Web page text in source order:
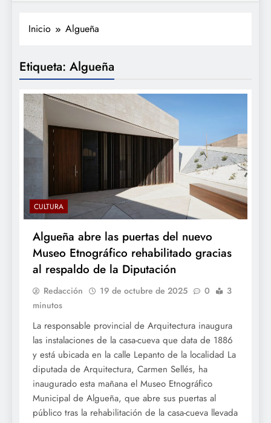
Inicio Algueña
Etiqueta: Algueña
CULTURA
Algueña abre las puertas del nuevo
Museo Etnográfico rehabilitado gracias
al respaldo de la Diputación
Redacción 19 de octubre de 2025 0
3
minutos
La responsable provincial de Arquitectura inaugura
las instalaciones de la casa-cueva que data de 1886
y está ubicada en la calle Lepanto de la localidad La
diputada de Arquitectura, Carmen Sellés, ha
inaugurado esta mañana el Museo Etnográfico
Municipal de Algueña, que abre sus puertas al
público tras la rehabilitación de la casa-cueva llevada